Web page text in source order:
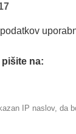
pišite na:
IP naslov, da